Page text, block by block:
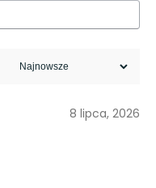
8 lipca, 2026